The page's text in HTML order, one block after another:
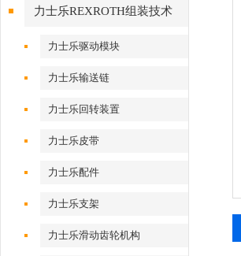
力士乐REXROTH组装技术
力士乐驱动模块
力士乐输送链
力士乐回转装置
力士乐皮带
力士乐配件
力士乐支架
力士乐滑动齿轮机构